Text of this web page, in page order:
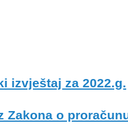
izvještaj za 2022.g.
Zakona o